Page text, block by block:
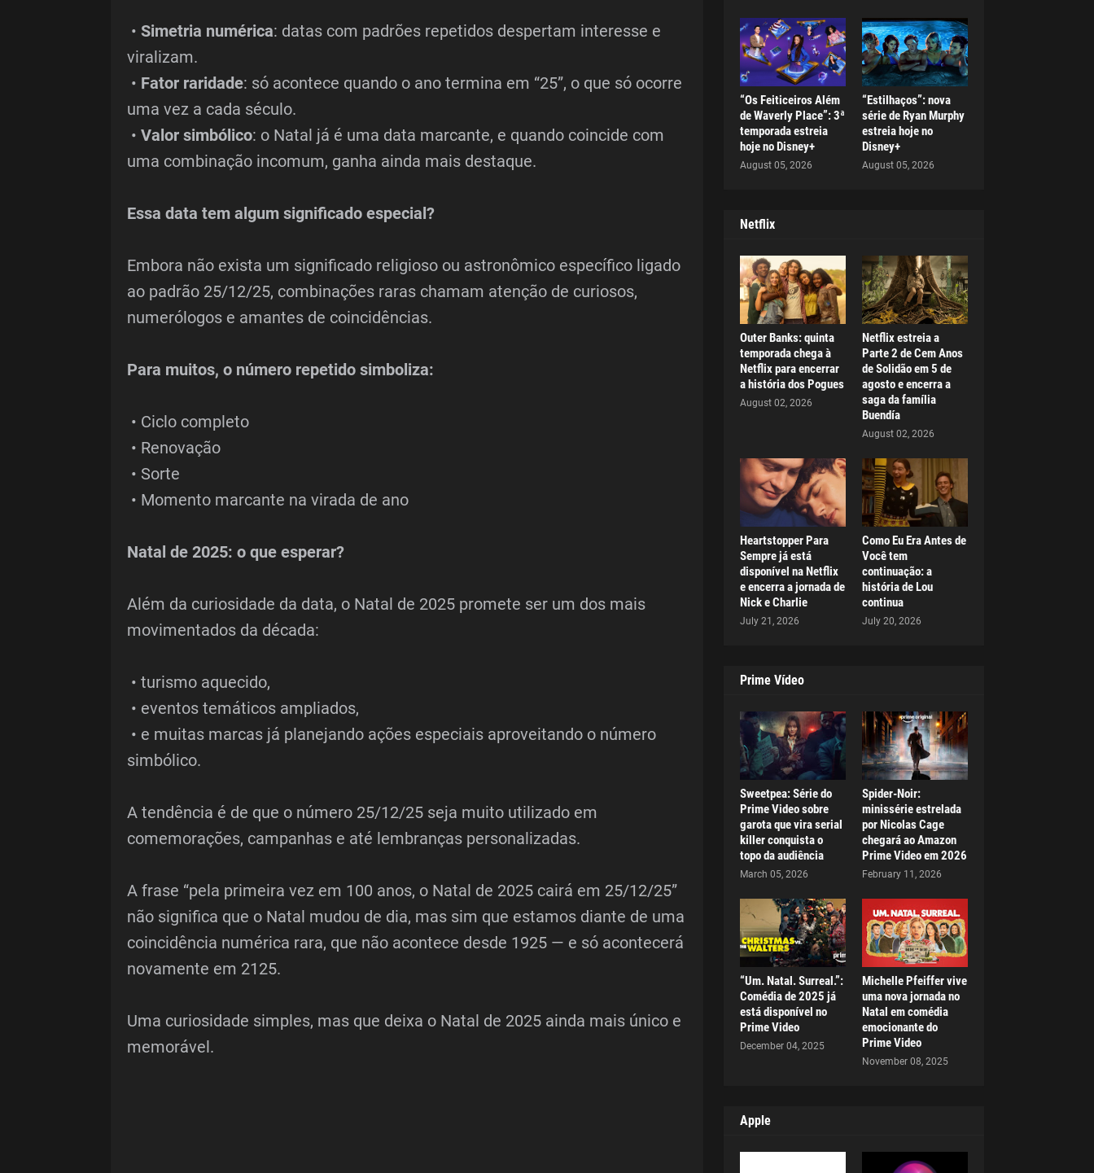
• Simetria numérica: datas com padrões repetidos despertam interesse e
viralizam.
• Fator raridade: só acontece quando o ano termina em “25”, o que só ocorre
uma vez a cada século.
• Valor simbólico: o Natal já é uma data marcante, e quando coincide com
uma combinação incomum, ganha ainda mais destaque.
Essa data tem algum significado especial?
Embora não exista um significado religioso ou astronômico específico ligado
ao padrão 25/12/25, combinações raras chamam atenção de curiosos,
numerólogos e amantes de coincidências.
Para muitos, o número repetido simboliza:
• Ciclo completo
• Renovação
• Sorte
• Momento marcante na virada de ano
Natal de 2025: o que esperar?
Além da curiosidade da data, o Natal de 2025 promete ser um dos mais
movimentados da década:
• turismo aquecido,
• eventos temáticos ampliados,
• e muitas marcas já planejando ações especiais aproveitando o número
simbólico.
A tendência é de que o número 25/12/25 seja muito utilizado em
comemorações, campanhas e até lembranças personalizadas.
A frase “pela primeira vez em 100 anos, o Natal de 2025 cairá em 25/12/25”
não significa que o Natal mudou de dia, mas sim que estamos diante de uma
coincidência numérica rara, que não acontece desde 1925 — e só acontecerá
novamente em 2125.
Uma curiosidade simples, mas que deixa o Natal de 2025 ainda mais único e
memorável.
“Os Feiticeiros Além
de Waverly Place”: 3ª
temporada estreia
hoje no Disney+
August 05, 2026
“Estilhaços”: nova
série de Ryan Murphy
estreia hoje no
Disney+
August 05, 2026
Netflix
Outer Banks: quinta
temporada chega à
Netflix para encerrar
a história dos Pogues
August 02, 2026
Netflix estreia a
Parte 2 de Cem Anos
de Solidão em 5 de
agosto e encerra a
saga da família
Buendía
August 02, 2026
Heartstopper Para
Sempre já está
disponível na Netflix
e encerra a jornada de
Nick e Charlie
July 21, 2026
Como Eu Era Antes de
Você tem
continuação: a
história de Lou
continua
July 20, 2026
Prime Vídeo
Sweetpea: Série do
Prime Video sobre
garota que vira serial
killer conquista o
topo da audiência
March 05, 2026
Spider-Noir:
minissérie estrelada
por Nicolas Cage
chegará ao Amazon
Prime Video em 2026
February 11, 2026
“Um. Natal. Surreal.”:
Comédia de 2025 já
está disponível no
Prime Video
December 04, 2025
Michelle Pfeiffer vive
uma nova jornada no
Natal em comédia
emocionante do
Prime Video
November 08, 2025
Apple